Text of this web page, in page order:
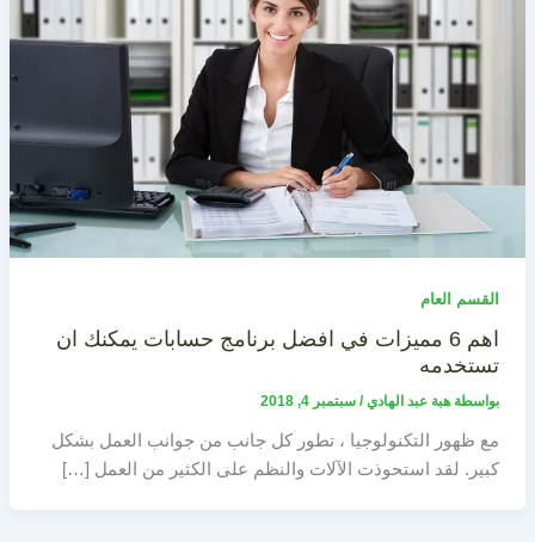
القسم العام
اهم 6 مميزات في افضل برنامج حسابات يمكنك ان
تستخدمه
بواسطة هبة عبد الهادي/ سبتمبر 4, 2018
مع ظهور التكنولوجيا ، تطور كل جانب من جوانب العمل بشكل
كبير. لقد استحوذت الآلات والنظم على الكثير من العمل […]